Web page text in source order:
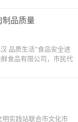
制品质量
品质生活”食品安全进
食品有限公司，市民代
明实践站联合市文化市